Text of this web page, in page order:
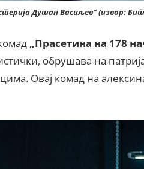
Душан Васиљев” (извор:
„Прасетина на 178
обрушава на
Овај комад на